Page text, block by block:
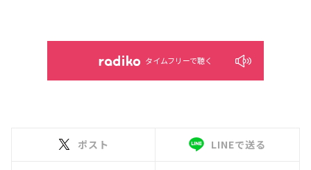
タイムフリーで聴く
ポスト LINEで送る